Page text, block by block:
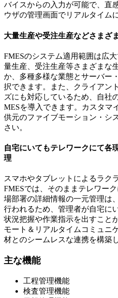
バイスからの入力が可能で、直
ウザの管理画面でリアルタイム
大量生産や受注生産などさまざ
FMESのシステム適用範囲は広
量生産、受注生産等さまざまな
か、多種多様な業態とサーバー
択できます。また、クライアン
ズにも対応しているため、自社
MESを導入できます。カスタマ
供元のファイブモーション・シ
さい。
自宅にいてもテレワークにて各
理
スマホやタブレットによるラク
FMESでは、そのままテレワー
場部署の詳細情報の一元管理は
行われるため、管理者が自宅に
状況把握や作業指示を出すこと
モート＆リアルタイムコミュニ
材とのシームレスな連携を構築
主な機能
工程管理機能
検査管理機能